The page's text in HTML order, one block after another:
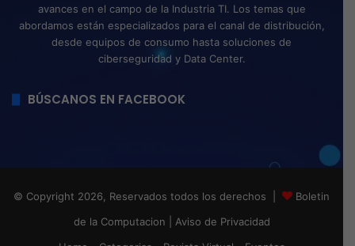
avances en el campo de la Industria TI. Los temas que
abordamos están especializados para el canal de distribución,
desde equipos de consumo hasta soluciones de
ciberseguridad y Data Center.
BÚSCANOS EN FACEBOOK
© Copyright 2026, Reservados todos los derechos |
Boletin
de la Computacion
Aviso de Privacidad